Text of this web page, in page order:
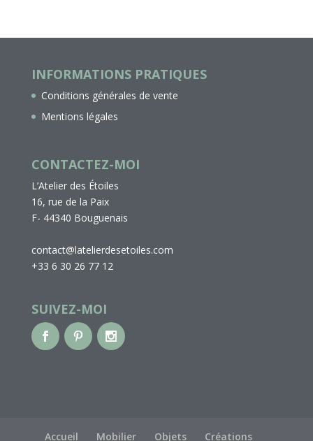
INFORMATIONS PRATIQUES
Conditions générales de vente
Mentions légales
CONTACTEZ-MOI
L’Atelier des Étoiles
16, rue de la Paix
F- 44340 Bouguenais
contact@latelierdesetoiles.com
+33 6 30 26 77 12
SUIVEZ-MOI
Accueil Mobilier Objets Créations